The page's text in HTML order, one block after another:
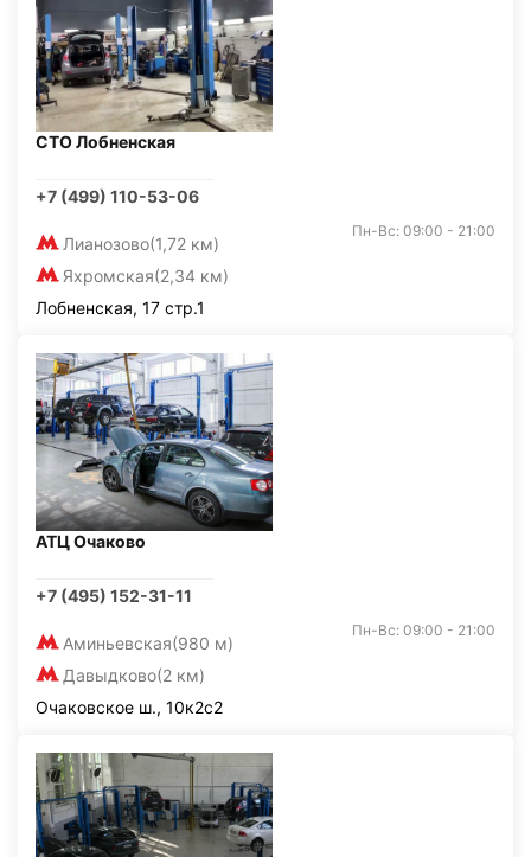
СТО Лобненская
+7 (499) 110-53-06
Лианозово(1,72 км)
Яхромская(2,34 км)
Пн-Вс: 09:00 - 21:00
Лобненская, 17 стр.1
АТЦ Очаково
+7 (495) 152-31-11
Аминьевская(980 м)
Давыдково(2 км)
Пн-Вс: 09:00 - 21:00
Очаковское ш., 10к2с2